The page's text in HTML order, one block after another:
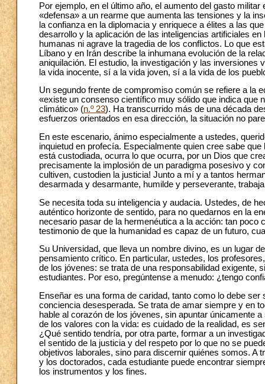
Por ejemplo, en el último año, el aumento del gasto
«defensa» a un rearme que aumenta las tensiones y la
la confianza en la diplomacia y enriquece a élites a las
desarrollo y la aplicación de las inteligencias artificiales
humanas ni agrave la tragedia de los conflictos. Lo que
Líbano y en Irán describe la inhumana evolución de la
aniquilación. El estudio, la investigación y las inversiones
la vida inocente, sí a la vida joven, sí a la vida de los
Un segundo frente de compromiso común se refiere a la
«existe un consenso científico muy sólido que indica que
climático» (n.º 23). Ha transcurrido más de una década
esfuerzos orientados en esa dirección, la situación no
En este escenario, ánimo especialmente a ustedes,
inquietud en profecía. Especialmente quien cree sabe
está custodiada, ocurra lo que ocurra, por un Dios que
precisamente la implosión de un paradigma posesivo y
cultiven, custodien la justicia! Junto a mí y a tantos
desarmada y desarmante, humilde y perseverante,
Se necesita toda su inteligencia y audacia. Ustedes, de
auténtico horizonte de sentido, para no quedarnos en la
necesario pasar de la hermenéutica a la acción: tan
testimonio de que la humanidad es capaz de un futuro,
Su Universidad, que lleva un nombre divino, es un lugar
pensamiento crítico. En particular, ustedes, los
de los jóvenes: se trata de una responsabilidad exigente,
estudiantes. Por eso, pregúntense a menudo: ¿tengo
Enseñar es una forma de caridad, tanto como lo debe
conciencia desesperada. Se trata de amar siempre y en
hable al corazón de los jóvenes, sin apuntar únicamente
de los valores con la vida: es cuidado de la realidad, es
¿Qué sentido tendría, por otra parte, formar a un
el sentido de la justicia y del respeto por lo que no se
objetivos laborales, sino para discernir quiénes somos.
y los doctorados, cada estudiante puede encontrar
los instrumentos y los fines.